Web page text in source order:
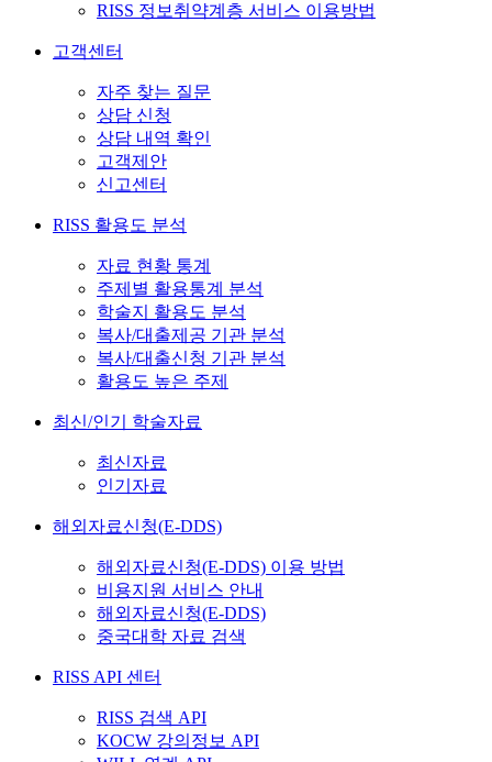
RISS 정보취약계층 서비스 이용방법
고객센터
자주 찾는 질문
상담 신청
상담 내역 확인
고객제안
신고센터
RISS 활용도 분석
자료 현황 통계
주제별 활용통계 분석
학술지 활용도 분석
복사/대출제공 기관 분석
복사/대출신청 기관 분석
활용도 높은 주제
최신/인기 학술자료
최신자료
인기자료
해외자료신청(E-DDS)
해외자료신청(E-DDS) 이용 방법
비용지원 서비스 안내
해외자료신청(E-DDS)
중국대학 자료 검색
RISS API 센터
RISS 검색 API
KOCW 강의정보 API